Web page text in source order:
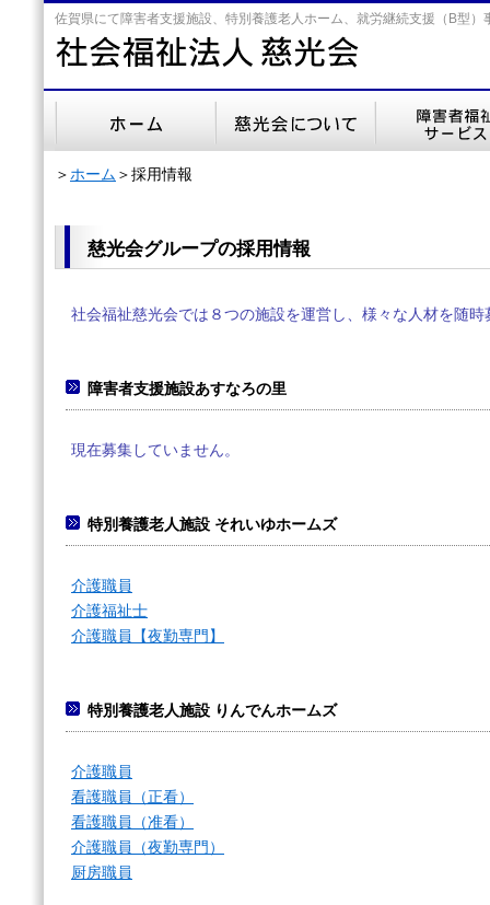
佐賀県にて障害者支援施設、特別養護老人ホーム、就労継続支援（B型）
＞ ホーム ＞採用情報
慈光会グループの採用情報
社会福祉慈光会では８つの施設を運営し、様々な人材を随
障害者支援施設あすなろの里
現在募集していません。
特別養護老人施設 それいゆホームズ
介護職員
介護福祉士
介護職員【夜勤専門】
特別養護老人施設 りんでんホームズ
介護職員
看護職員（正看）
看護職員（准看）
介護職員（夜勤専門）
厨房職員